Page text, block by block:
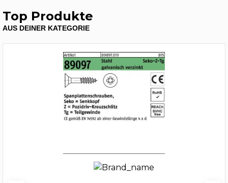
Top Produkte
AUS DEINER KATEGORIE